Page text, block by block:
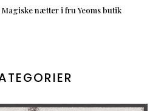
nætter i fru Yeoms butik